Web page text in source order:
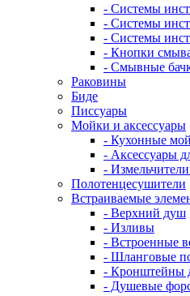
- Системы
- Системы
- Системы
- Кнопки
- Смывные
Раковины
Биде
Писсуары
Мойки и аксессуары
- Кухонные
- Аксессуары
-
Полотенцесушители
Встраиваемые
- Верхний душ
- Изливы
- Встроенные
- Шланговые
- Кронштейны
- Душевые